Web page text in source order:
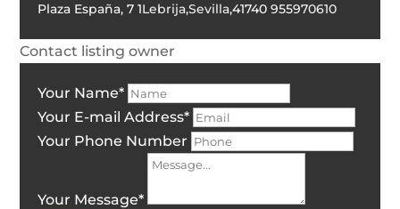
Plaza España, 7 1Lebrija,Sevilla,41740 955970610
Contact listing owner
Your Name*
Your E-mail Address*
Your Phone Number
Your Message*